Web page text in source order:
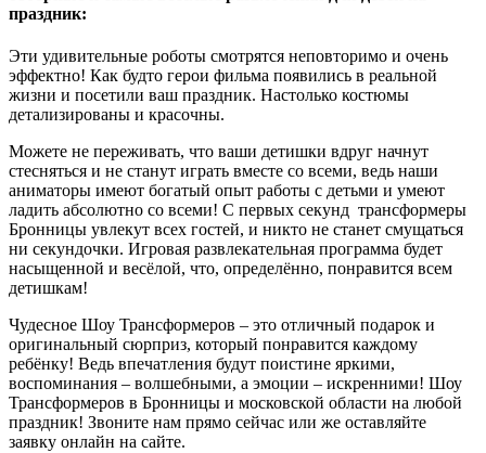
праздник:
Эти удивительные роботы смотрятся неповторимо и очень
эффектно! Как будто герои фильма появились в реальной
жизни и посетили ваш праздник. Настолько костюмы
детализированы и красочны.
Можете не переживать, что ваши детишки вдруг начнут
стесняться и не станут играть вместе со всеми, ведь наши
аниматоры имеют богатый опыт работы с детьми и умеют
ладить абсолютно со всеми! С первых секунд трансформеры
Бронницы увлекут всех гостей, и никто не станет смущаться
ни секундочки. Игровая развлекательная программа будет
насыщенной и весёлой, что, определённо, понравится всем
детишкам!
Чудесное Шоу Трансформеров – это отличный подарок и
оригинальный сюрприз, который понравится каждому
ребёнку! Ведь впечатления будут поистине яркими,
воспоминания – волшебными, а эмоции – искренними! Шоу
Трансформеров в Бронницы и московской области на любой
праздник! Звоните нам прямо сейчас или же оставляйте
заявку онлайн на сайте.